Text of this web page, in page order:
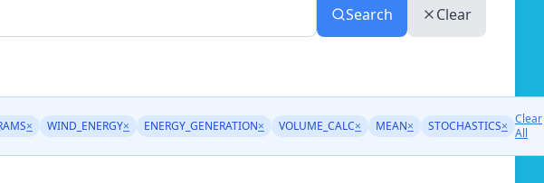
Search Clear
× WIND_ENERGY× ENERGY_GENERATION× VOLUME_CALC× MEAN× STOCHASTICS× Clear
All